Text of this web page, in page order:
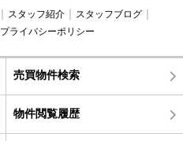
スタッフ紹介
スタッフブログ
プライバシーポリシー
売買物件検索
物件閲覧履歴